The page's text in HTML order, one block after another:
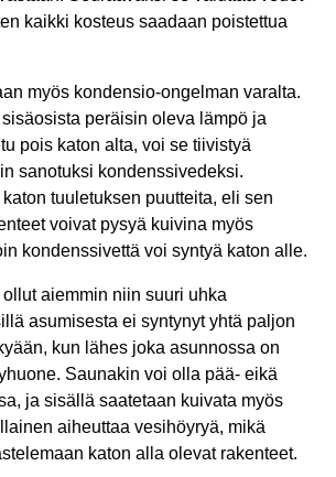
kaikki kosteus saadaan poistettua
myös kondensio-ongelman varalta.
peräisin oleva lämpö ja
pois katon alta, voi se tiivistyä
sanotuksi kondenssivedeksi.
tuuletuksen puutteita, eli sen
voivat pysyä kuivina myös
kondenssivettä voi syntyä katon alle.
aiemmin niin suuri uhka
asumisesta ei syntynyt yhtä paljon
kun lähes joka asunnossa on
Saunakin voi olla pää- eikä
ja sisällä saatetaan kuivata myös
aiheuttaa vesihöyryä, mikä
katon alla olevat rakenteet.